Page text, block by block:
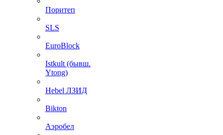
Поритеп
SLS
EuroBlock
Istkult (бывш.
Ytong)
Hebel ЛЗИД
Bikton
Аэробел